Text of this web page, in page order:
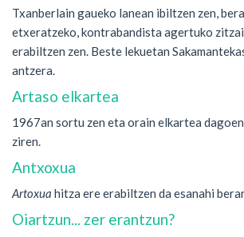
Txanberlain gaueko lanean ibiltzen zen,
etxeratzeko, kontrabandista agertuko
erabiltzen zen. Beste lekuetan
antzera.
Artaso elkartea
1967an sortu zen eta orain elkartea
ziren.
Antxoxua
Artoxua hitza ere erabiltzen da esanahi
Oiartzun... zer erantzun?